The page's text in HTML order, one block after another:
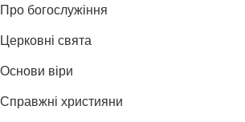
Про богослужіння
Церковні свята
Основи віри
Справжні християни